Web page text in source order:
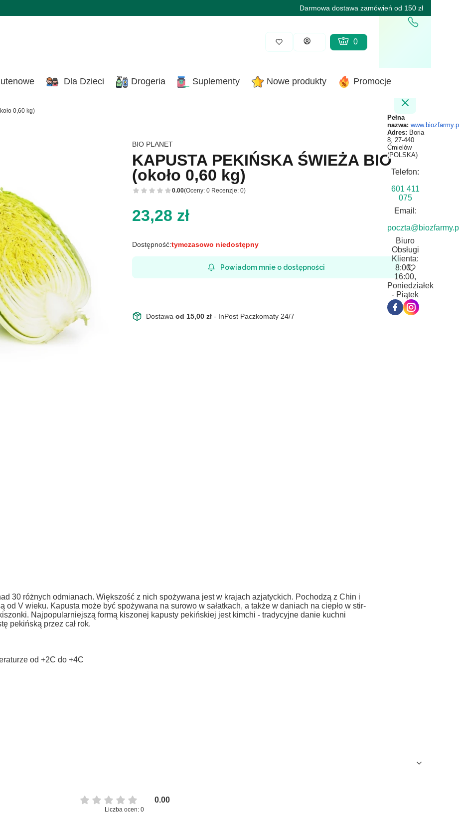
Darmowa dostawa zamówień od 150 zł
Zaloguj się
Produkty w koszyku: 0. Zobacz
Koszyk
Pełna
nazwa:
Adres: Boria
8, 27-440
Ćmielów
(POLSKA)
Telefon:
601 411
075
Email:
Biuro
Obsługi
Klienta:
8:00 -
16:00,
Poniedziałek
- Piątek
Dla Dzieci Drogeria Suplementy Nowe produkty Promocje
0,60 kg)
BIO PLANET
KAPUSTA PEKIŃSKA ŚWIEŻA BIO
(około 0,60 kg)
0.00(Oceny: 0 Recenzje: 0)
Cena
23,28 zł
Dostępność:tymczasowo niedostępny
Powiadom mnie o dostępności
Dostawa od 15,00 zł - InPost Paczkomaty 24/7
30 różnych odmianach. Większość z nich spożywana jest w krajach azjatyckich. Pochodzą z Chin i
od V wieku. Kapusta może być spożywana na surowo w sałatkach, a także w daniach na ciepło w stir-
Najpopularniejszą formą kiszonej kapusty pekińskiej jest kimchi - tradycyjne danie kuchni
pekińską przez cał rok.
od +2C do +4C
0.00
Liczba ocen: 0